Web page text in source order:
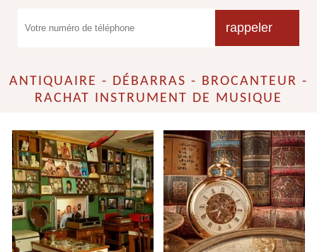
ANTIQUAIRE - DÉBARRAS - BROCANTEUR -
RACHAT INSTRUMENT DE MUSIQUE